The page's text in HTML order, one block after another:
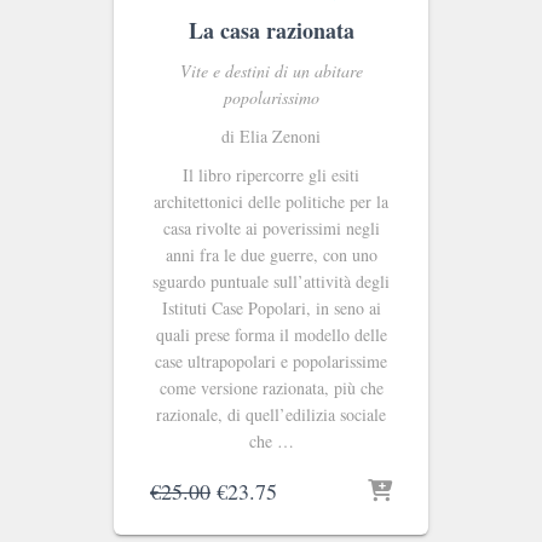
La casa razionata
Vite e destini di un abitare
popolarissimo
di Elia Zenoni
Il libro ripercorre gli esiti
architettonici delle politiche per la
casa rivolte ai poverissimi negli
anni fra le due guerre, con uno
sguardo puntuale sull’attività degli
Istituti Case Popolari, in seno ai
quali prese forma il modello delle
case ultrapopolari e popolarissime
come versione razionata, più che
razionale, di quell’edilizia sociale
che …
€25.00 Il
€23.75